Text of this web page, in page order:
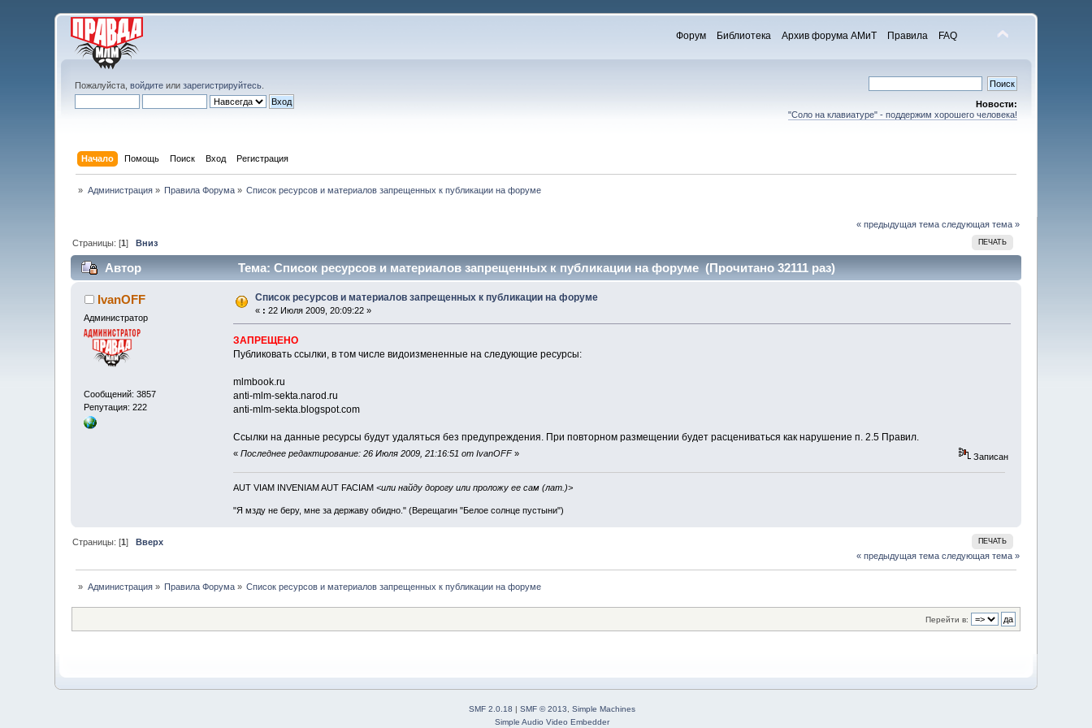
Форум Библиотека Архив форума АМиТ Правила FAQ
Пожалуйста,войдите илизарегистрируйтесь
Новости:
"Соло на клавиатуре" - поддержим хорошего человека!
Начало Помощь Поиск Вход Регистрация
» Администрация» Правила Форума » Список ресурсов и материалов запрещенных к публикации на форуме
« предыдущая тема следующая тема »
ПЕЧАТЬ
Страницы: [1]Вниз
Автор Тема: Список ресурсов и материалов запрещенных к публикации на форуме (Прочитано 32111 раз)
IvanOFF
Администратор
Сообщений: 3857
Репутация: 222
Список ресурсов и материалов запрещенных к публикации на форуме
« : 22 Июля 2009, 20:09:22 »
ЗАПРЕЩЕНО
Публиковать ссылки, в том числе видоизмененные на следующие ресурсы:
mlmbооk.ru
аnti-mlm-sеktа.narоd.ru
аnti-mlm-sеktа.blоgspоt.cоm
Ссылки на данные ресурсы будут удаляться без предупреждения. При повторном размещении будет расцениваться как нарушение п. 2.5 Правил.
« Последнее редактирование: 26 Июля 2009, 21:16:51 от IvanOFF» Записан
AUT VIAM INVENIAM AUT FACIAM <или найду дорогу или проложу ее сам (лат.)>
"Я мзду не беру, мне за державу обидно." (Верещагин "Белое солнце пустыни")
ПЕЧАТЬ
Страницы: [1]Вверх
« предыдущая тема следующая тема »
» Администрация» Правила Форума » Список ресурсов и материалов запрещенных к публикации на форуме
Перейти в:
SMF 2.0.18 | SMF © 2013
Simple Machines
Simple Audio Video Embedder